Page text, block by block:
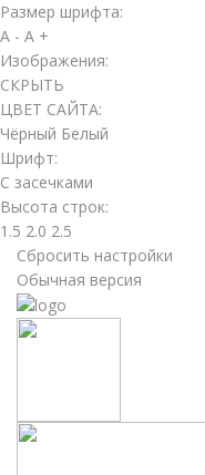
Размер шрифта:
A - A +
Изображения:
СКРЫТЬ
ЦВЕТ САЙТА:
Чёрный Белый
Шрифт:
С засечками
Высота строк:
1.5 2.0 2.5
Сбросить настройки
Обычная версия